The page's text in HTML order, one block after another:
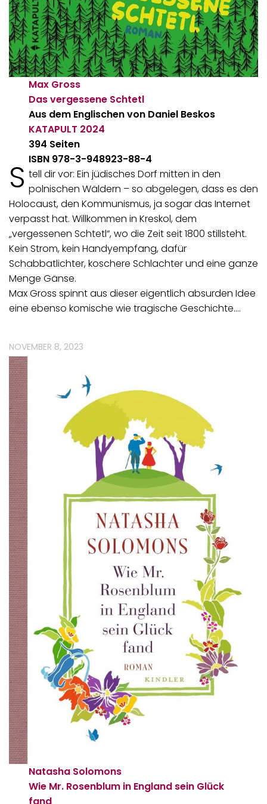
Max Gross
Das vergessene Schtetl
Aus dem Englischen von Daniel Beskos
KATAPULT 2024
394 Seiten
ISBN 978-3-948923-88-4
S tell dir vor: Ein jüdisches Dorf mitten in den
polnischen Wäldern – so abgelegen, dass es den
Holocaust, den Kommunismus, ja sogar das Internet
verpasst hat. Willkommen in Kreskol, dem
„vergessenen Schtetl“, wo die Zeit seit 1800 stillsteht.
Kein Strom, kein Handyempfang, dafür
Schabbatlichter, koschere Schlachter und eine ganze
Menge Gänse.
Max Gross spinnt aus dieser eigentlich absurden Idee
eine ebenso komische wie tragische Geschichte.…
NOVEMBER 8, 2023
Natasha Solomons
Wie Mr. Rosenblum in England sein Glück